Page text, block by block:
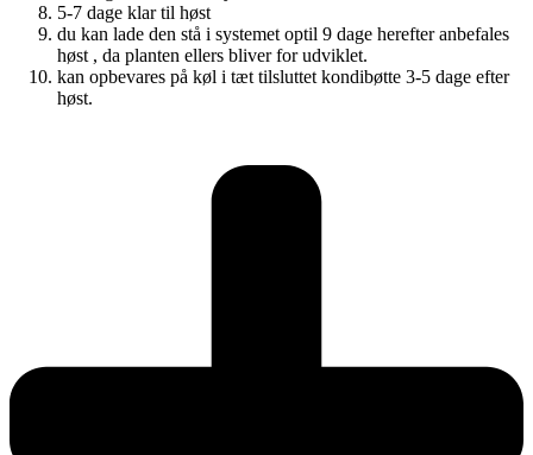
5-7 dage klar til høst
du kan lade den stå i systemet optil 9 dage herefter anbefales
høst , da planten ellers bliver for udviklet.
kan opbevares på køl i tæt tilsluttet kondibøtte 3-5 dage efter
høst.